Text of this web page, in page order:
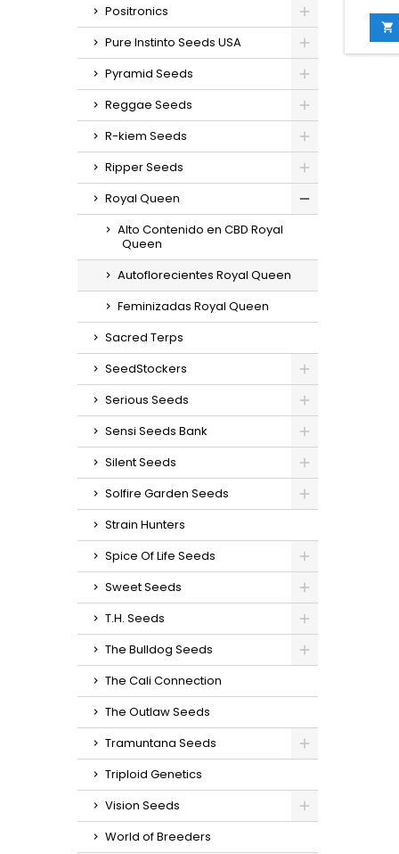
Positronics
Pure Instinto Seeds USA
Pyramid Seeds
Reggae Seeds
R-kiem Seeds
Ripper Seeds
Royal Queen
Alto Contenido en CBD Royal
Queen
Autoflorecientes Royal Queen
Feminizadas Royal Queen
Sacred Terps
SeedStockers
Serious Seeds
Sensi Seeds Bank
Silent Seeds
Solfire Garden Seeds
Strain Hunters
Spice Of Life Seeds
Sweet Seeds
T.H. Seeds
The Bulldog Seeds
The Cali Connection
The Outlaw Seeds
Tramuntana Seeds
Triploid Genetics
Vision Seeds
World of Breeders
